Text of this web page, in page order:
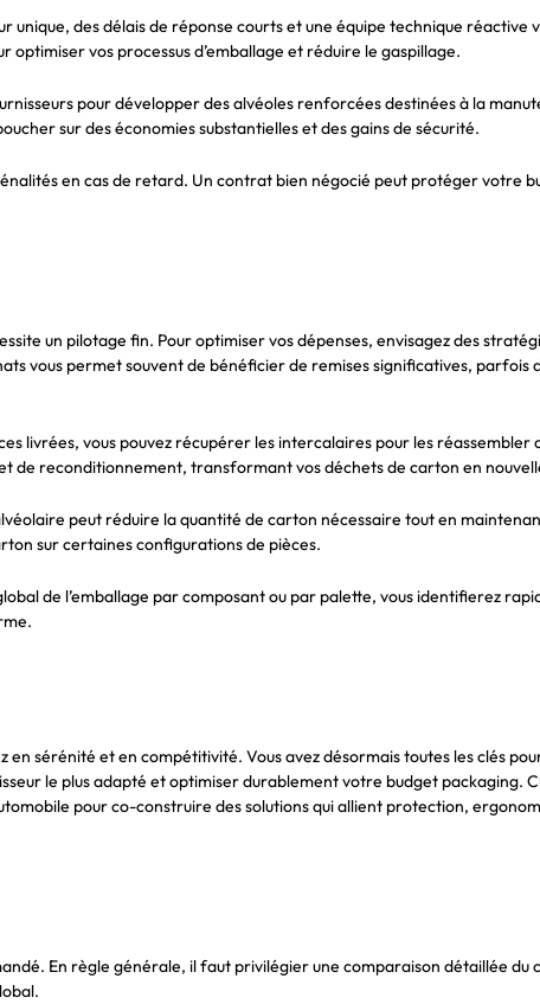
des délais de réponse courts et une équipe technique réactive
vos processus d’emballage et réduire le gaspillage.
pour développer des alvéoles renforcées destinées à la
sur des économies substantielles et des gains de sécurité.
en cas de retard. Un contrat bien négocié peut protéger votre
un pilotage fin. Pour optimiser vos dépenses, envisagez des
vous permet souvent de bénéficier de remises significatives, parfois
livrées, vous pouvez récupérer les intercalaires pour les réassembler
reconditionnement, transformant vos déchets de carton en
peut réduire la quantité de carton nécessaire tout en
sur certaines configurations de pièces.
de l’emballage par composant ou par palette, vous identifierez
sérénité et en compétitivité. Vous avez désormais toutes les clés
le plus adapté et optimiser durablement votre budget packaging.
pour co-construire des solutions qui allient protection,
En règle générale, il faut privilégier une comparaison détaillée